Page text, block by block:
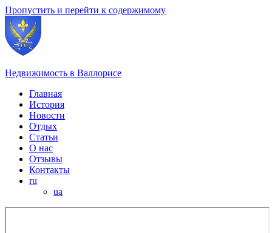
Пропустить и перейти к содержимому
Недвижимость в Валлорисе
Главная
История
Новости
Отдых
Статьи
О нас
Отзывы
Контакты
ru
ua